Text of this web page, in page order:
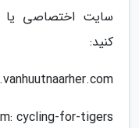
سایت اختصاصی یا
کنید:
cycling-for-tigers